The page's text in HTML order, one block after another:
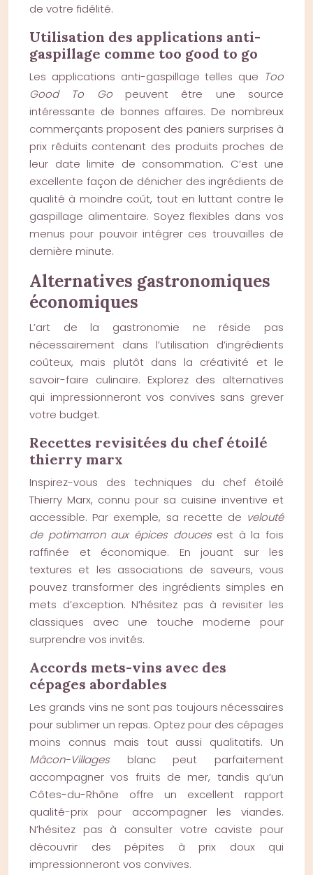
de votre fidélité.
Utilisation des applications anti-
gaspillage comme too good to go
Les applications anti-gaspillage telles que Too
Good To Go peuvent être une source
intéressante de bonnes affaires. De nombreux
commerçants proposent des paniers surprises à
prix réduits contenant des produits proches de
leur date limite de consommation. C’est une
excellente façon de dénicher des ingrédients de
qualité à moindre coût, tout en luttant contre le
gaspillage alimentaire. Soyez flexibles dans vos
menus pour pouvoir intégrer ces trouvailles de
dernière minute.
Alternatives gastronomiques
économiques
L’art de la gastronomie ne réside pas
nécessairement dans l’utilisation d’ingrédients
coûteux, mais plutôt dans la créativité et le
savoir-faire culinaire. Explorez des alternatives
qui impressionneront vos convives sans grever
votre budget.
Recettes revisitées du chef étoilé
thierry marx
Inspirez-vous des techniques du chef étoilé
Thierry Marx, connu pour sa cuisine inventive et
accessible. Par exemple, sa recette de velouté
de potimarron aux épices douces est à la fois
raffinée et économique. En jouant sur les
textures et les associations de saveurs, vous
pouvez transformer des ingrédients simples en
mets d’exception. N’hésitez pas à revisiter les
classiques avec une touche moderne pour
surprendre vos invités.
Accords mets-vins avec des
cépages abordables
Les grands vins ne sont pas toujours nécessaires
pour sublimer un repas. Optez pour des cépages
moins connus mais tout aussi qualitatifs. Un
Mâcon-Villages blanc peut parfaitement
accompagner vos fruits de mer, tandis qu’un
Côtes-du-Rhône offre un excellent rapport
qualité-prix pour accompagner les viandes.
N’hésitez pas à consulter votre caviste pour
découvrir des pépites à prix doux qui
impressionneront vos convives.